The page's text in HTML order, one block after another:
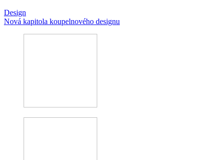
Design
Nová kapitola koupelnového designu